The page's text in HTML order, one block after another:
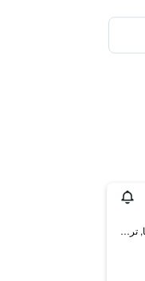
Sinanpasa Mah Haci Sabanci Bul No:1, أادانا, تركيا